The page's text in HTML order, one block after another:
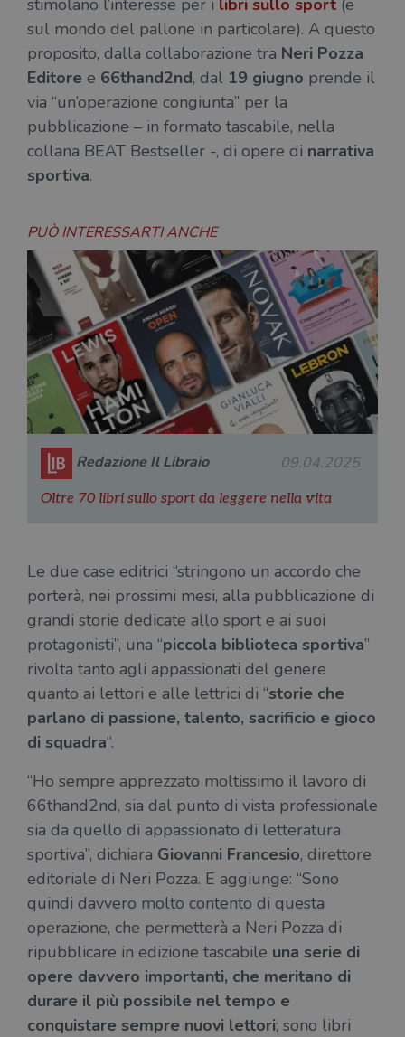
stimolano l’interesse per i libri sullo sport (e
sul mondo del pallone in particolare). A questo
proposito, dalla collaborazione tra Neri Pozza
Editore e 66thand2nd, dal 19 giugno prende il
via “un’operazione congiunta” per la
pubblicazione – in formato tascabile, nella
collana BEAT Bestseller -, di opere di narrativa
sportiva.
PUÒ INTERESSARTI ANCHE
Redazione Il Libraio 09.04.2025
Oltre 70 libri sullo sport da leggere nella vita
Le due case editrici “stringono un accordo che
porterà, nei prossimi mesi, alla pubblicazione di
grandi storie dedicate allo sport e ai suoi
protagonisti”, una “piccola biblioteca sportiva”
rivolta tanto agli appassionati del genere
quanto ai lettori e alle lettrici di “storie che
parlano di passione, talento, sacrificio e gioco
di squadra“.
“Ho sempre apprezzato moltissimo il lavoro di
66thand2nd, sia dal punto di vista professionale
sia da quello di appassionato di letteratura
sportiva”, dichiara Giovanni Francesio, direttore
editoriale di Neri Pozza. E aggiunge: “Sono
quindi davvero molto contento di questa
operazione, che permetterà a Neri Pozza di
ripubblicare in edizione tascabile una serie di
opere davvero importanti, che meritano di
durare il più possibile nel tempo e
conquistare sempre nuovi lettori; sono libri